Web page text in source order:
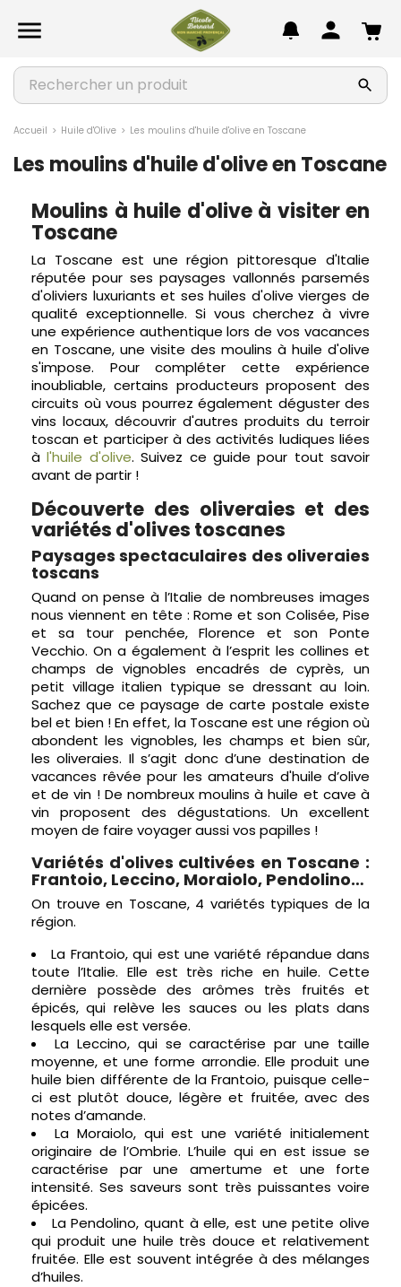

chevron_leftAutour de l'olive
TOUT VOIR chevron_right
Huiles d’olive chevron_right
Olives et préparations chevron_right
Recettes gourmandes chevron_right
chevron_leftApéritif
TOUT VOIR chevron_right
Charcuteries chevron_right
Limonades chevron_right
Tartinables chevron_right
chevron_leftEpicerie salée
TOUT VOIR chevron_right
Accompagnements chevron_right
Plats cuisinés chevron_right
Sauces & Condiments chevron_right
Saveurs de la mer chevron_right
Soupes chevron_right
chevron_leftDouceurs sucrées
TOUT VOIR chevron_right
Biscuits & Desserts chevron_right
Chocolats chevron_right
Confiseries chevron_right
Miel et produits de la ruche chevron_right
chevron_leftConfitures
TOUT VOIR chevron_right
Confitures chevron_right
Gelées chevron_right
Marmelades chevron_right
chevron_leftBeauté & Bien-être
TOUT VOIR chevron_right
Bougies Parfumées chevron_right
Compléments alimentaires chevron_right
Cosmétiques Provençaux chevron_right
chevron_leftIdées Cadeaux & Coffrets
TOUT VOIR chevron_right
Coffrets Cadeaux chevron_right
Idées Cadeaux chevron_right
Accueil Huile d'Olive Les moulins d'huile d'olive en Toscane
Les moulins d'huile d'olive en Toscane
Moulins à huile d'olive à visiter en
Toscane
La Toscane est une région pittoresque d'Italie
réputée pour ses paysages vallonnés parsemés
d'oliviers luxuriants et ses huiles d'olive vierges de
qualité exceptionnelle. Si vous cherchez à vivre
une expérience authentique lors de vos vacances
en Toscane, une visite des moulins à huile d'olive
s'impose. Pour compléter cette expérience
inoubliable, certains producteurs proposent des
circuits où vous pourrez également déguster des
vins locaux, découvrir d'autres produits du terroir
toscan et participer à des activités ludiques liées
àl'huile d'olive. Suivez ce guide pour tout savoir
avant de partir !
Découverte des oliveraies et des
variétés d'olives toscanes
Paysages spectaculaires des oliveraies
toscans
Quand on pense à l’Italie de nombreuses images
nous viennent en tête : Rome et son Colisée, Pise
et sa tour penchée, Florence et son Ponte
Vecchio. On a également à l’esprit les collines et
champs de vignobles encadrés de cyprès, un
petit village italien typique se dressant au loin.
Sachez que ce paysage de carte postale existe
bel et bien ! En effet, la Toscane est une région où
abondent les vignobles, les champs et bien sûr,
les oliveraies. Il s’agit donc d’une destination de
vacances rêvée pour les amateurs d'huile d’olive
et de vin ! De nombreux moulins à huile et cave à
vin proposent des dégustations. Un excellent
moyen de faire voyager aussi vos papilles !
Variétés d'olives cultivées en Toscane :
Frantoio, Leccino, Moraiolo, Pendolino…
On trouve en Toscane, 4 variétés typiques de la
région.
La Frantoio, qui est une variété répandue dans
toute l’Italie. Elle est très riche en huile. Cette
dernière possède des arômes très fruités et
épicés, qui relève les sauces ou les plats dans
lesquels elle est versée.
La Leccino, qui se caractérise par une taille
moyenne, et une forme arrondie. Elle produit une
huile bien différente de la Frantoio, puisque celle-
ci est plutôt douce, légère et fruitée, avec des
notes d’amande.
La Moraiolo, qui est une variété initialement
originaire de l’Ombrie. L’huile qui en est issue se
caractérise par une amertume et une forte
intensité. Ses saveurs sont très puissantes voire
épicées.
La Pendolino, quant à elle, est une petite olive
qui produit une huile très douce et relativement
fruitée. Elle est souvent intégrée à des mélanges
d’huiles.